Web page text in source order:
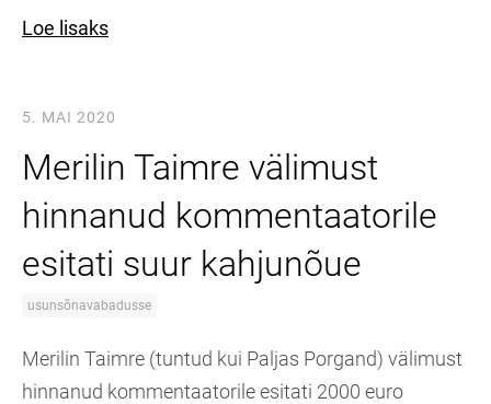
Loe lisaks
5. MAI 2020
Merilin Taimre välimust
hinnanud kommentaatorile
esitati suur kahjunõue
usunsõnavabadusse
Merilin Taimre (tuntud kui Paljas Porgand) välimust
hinnanud kommentaatorile esitati 2000 euro